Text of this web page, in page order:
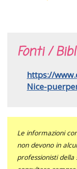
Fonti /
https://
Nice-
Le informazioni
non devono in
professionisti